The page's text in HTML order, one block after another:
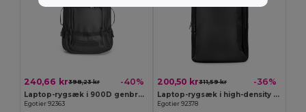
240,66 kr398,23 kr -40%
Laptop-rygsæk i 900D genbrugspolyester med høj densitet, vandafvisende coating og for i 210D genbrugspolyester 17'3"
Egotier 92363
200,50 kr311,59 kr -36%
Laptop-rygsæk i high-density 600D genanvendt polyester
Egotier 92378